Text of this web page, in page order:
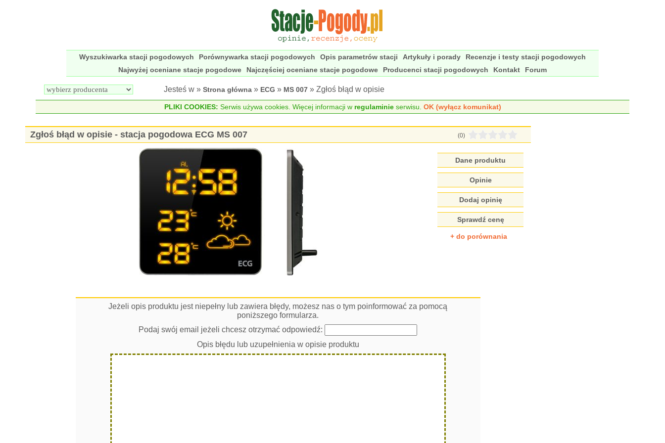
Wyszukiwarka stacji pogodowych Porównywarka stacji pogodowych Opis parametrów stacji Artykuły i porady
Recenzje i testy stacji pogodowych
Najwyżej oceniane stacje pogodowe
Najczęściej oceniane stacje pogodowe Producenci stacji pogodowych Kontakt Forum
Jesteś w » Strona główna » ECG » MS 007 » Zgłoś błąd w opisie
PLIKI COOKIES: Serwis używa cookies. Więcej informacji w regulaminieserwisu. OK (wyłącz komunikat)
Zgłoś błąd w opisie - stacja pogodowa ECG MS 007 (0)
Dane produktu
Opinie
Dodaj opinię
Sprawdź cenę
+ do porównania
Jeżeli opis produktu jest niepełny lub zawiera błędy, możesz nas o tym poinformować za pomocą
poniższego formularza.
Podaj swój email jeżeli chcesz otrzymać odpowiedź:
Opis błędu lub uzupełnienia w opisie produktu